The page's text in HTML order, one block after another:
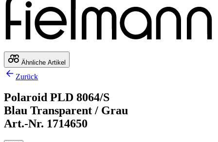
Ähnliche Artikel
Zurück
Polaroid PLD 8064/S
Blau Transparent / Grau
Art.-Nr. 1714650